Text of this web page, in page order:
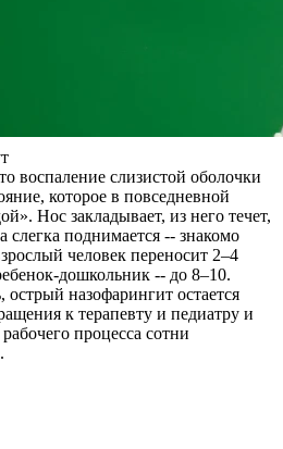
воспаление слизистой оболочки
которое в повседневной
Нос закладывает, из него течет,
слегка поднимается -- знакомо
человек переносит 2–4
дошкольник -- до 8–10.
назофарингит остается
к терапевту и педиатру и
процесса сотни